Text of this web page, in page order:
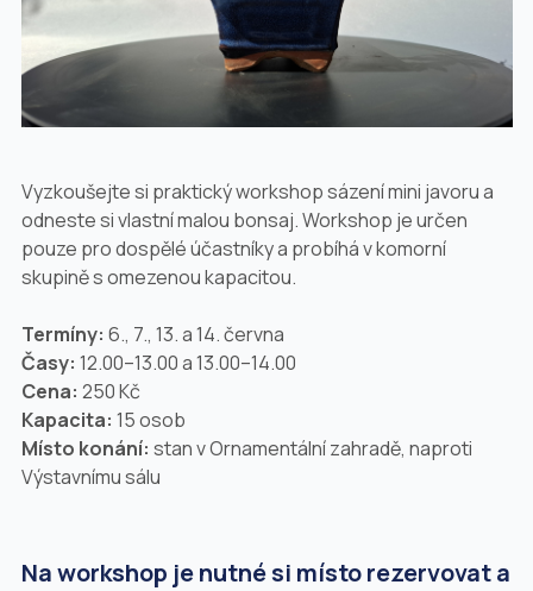
Vyzkoušejte si praktický workshop sázení mini javoru a
odneste si vlastní malou bonsaj. Workshop je určen
pouze pro dospělé účastníky a probíhá v komorní
skupině s omezenou kapacitou.
Termíny: 6., 7., 13. a 14. června
Časy: 12.00–13.00 a 13.00–14.00
Cena: 250 Kč
Kapacita: 15 osob
Místo konání: stan v Ornamentální zahradě, naproti
Výstavnímu sálu
Na workshop je nutné si místo rezervovat a